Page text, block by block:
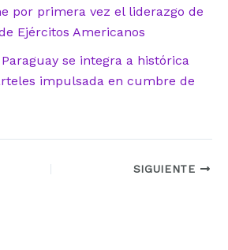
por primera vez el liderazgo de
Ejércitos Americanos
Paraguay se integra a histórica
impulsada en cumbre de
SIGUIENTE